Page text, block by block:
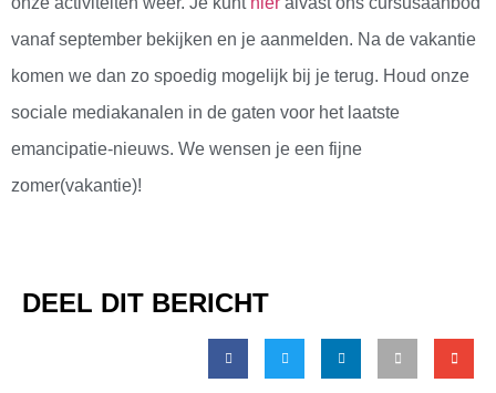
vanaf september bekijken en je aanmelden. Na de vakantie
komen we dan zo spoedig mogelijk bij je terug. Houd onze
sociale mediakanalen in de gaten voor het laatste
emancipatie-nieuws. We wensen je een fijne
zomer(vakantie)!
DEEL DIT BERICHT